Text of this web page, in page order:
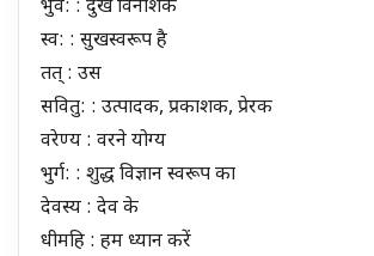
भुव: : दुख विनाशक
स्व: : सुखस्वरूप है
तत् : उस
सवितु: : उत्पादक, प्रकाशक, प्रेरक
वरेण्य : वरने योग्य
भुर्ग: : शुद्ध विज्ञान स्वरूप का
देवस्य : देव के
धीमहि : हम ध्यान करें